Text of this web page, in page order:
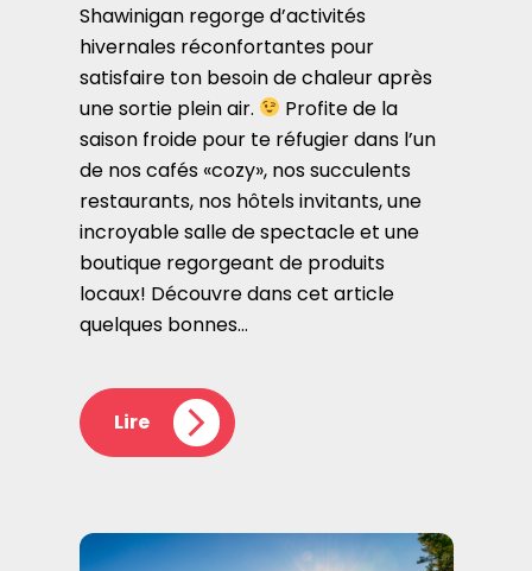
Shawinigan regorge d’activités
hivernales réconfortantes pour
satisfaire ton besoin de chaleur après
une sortie plein air.
Profite de la
saison froide pour te réfugier dans l’un
de nos cafés «cozy», nos succulents
restaurants, nos hôtels invitants, une
incroyable salle de spectacle et une
boutique regorgeant de produits
locaux! Découvre dans cet article
quelques bonnes…
Lire